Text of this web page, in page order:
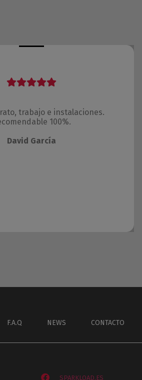
trabajo e instalaciones.
100%.
David García
F.A.Q NEWS CONTACTO
SPARKLOAD.ES